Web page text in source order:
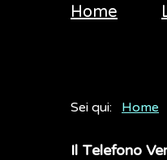
Home
Sei qui: Home
Il Telefono